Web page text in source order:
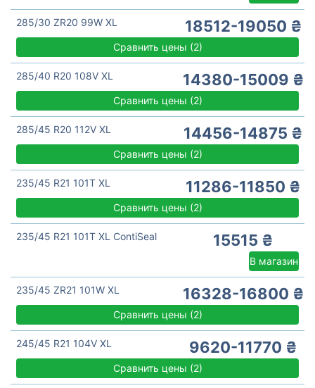
285/30 ZR20 99W XL 18512-19050 ₴
Сравнить цены (2)
285/40 R20 108V XL 14380-15009 ₴
Сравнить цены (2)
285/45 R20 112V XL 14456-14875 ₴
Сравнить цены (2)
235/45 R21 101T XL 11286-11850 ₴
Сравнить цены (2)
235/45 R21 101T XL ContiSeal 15515 ₴
В магазин
235/45 ZR21 101W XL 16328-16800 ₴
Сравнить цены (2)
245/45 R21 104V XL 9620-11770 ₴
Сравнить цены (2)